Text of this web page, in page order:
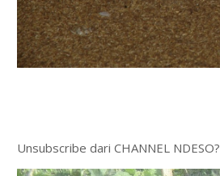
Unsubscribe dari CHANNEL NDESO?